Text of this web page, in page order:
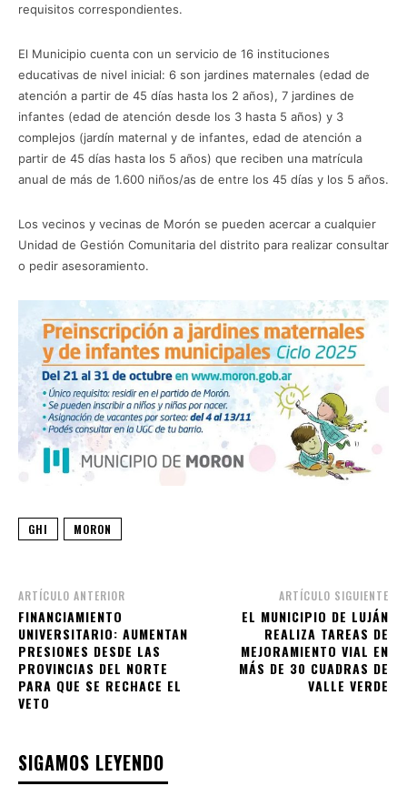
requisitos correspondientes.
El Municipio cuenta con un servicio de 16 instituciones
educativas de nivel inicial: 6 son jardines maternales (edad de
atención a partir de 45 días hasta los 2 años), 7 jardines de
infantes (edad de atención desde los 3 hasta 5 años) y 3
complejos (jardín maternal y de infantes, edad de atención a
partir de 45 días hasta los 5 años) que reciben una matrícula
anual de más de 1.600 niños/as de entre los 45 días y los 5 años.
Los vecinos y vecinas de Morón se pueden acercar a cualquier
Unidad de Gestión Comunitaria del distrito para realizar consultar
o pedir asesoramiento.
GHI MORON
ARTÍCULO ANTERIOR
FINANCIAMIENTO
UNIVERSITARIO: AUMENTAN
PRESIONES DESDE LAS
PROVINCIAS DEL NORTE
PARA QUE SE RECHACE EL
VETO
ARTÍCULO SIGUIENTE
EL MUNICIPIO DE LUJÁN
REALIZA TAREAS DE
MEJORAMIENTO VIAL EN
MÁS DE 30 CUADRAS DE
VALLE VERDE
SIGAMOS LEYENDO